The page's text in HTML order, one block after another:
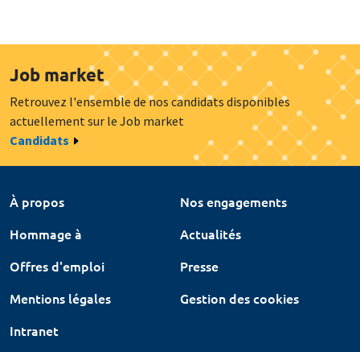
Job market
Retrouvez l'ensemble de nos candidats disponibles
actuellement sur le Job market
Candidats
À propos
Nos engagements
Hommage à
Actualités
Offres d'emploi
Presse
Mentions légales
Gestion des cookies
Intranet